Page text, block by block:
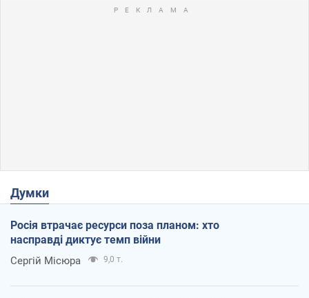
Думки
Росія втрачає ресурси поза планом: хто
насправді диктує темп війни
Сергій Місюра 9,0 т.